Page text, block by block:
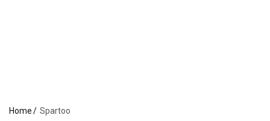
Home Spartoo